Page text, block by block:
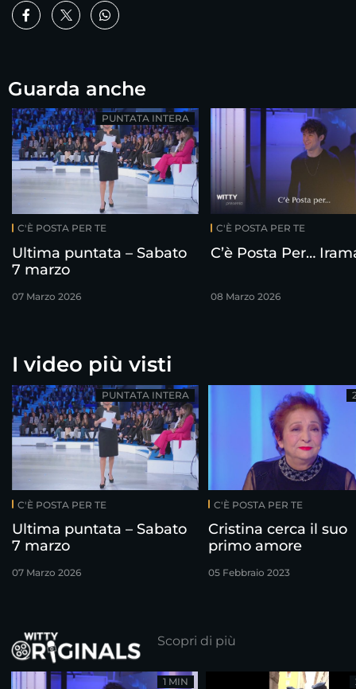
Guarda anche
C'È POSTA PER TE
Ultima puntata – Sabato
7 marzo
07 Marzo 2026
PUNTATA INTERA
C'È POSTA PER TE
C’è Posta Per…
08 Marzo 2026
I video più visti
C'È POSTA PER TE
Ultima puntata – Sabato
7 marzo
07 Marzo 2026
PUNTATA INTERA
C'È POSTA PER TE
Cristina cerca il suo
primo amore
05 Febbraio 2023
Scopri di più
1 MIN